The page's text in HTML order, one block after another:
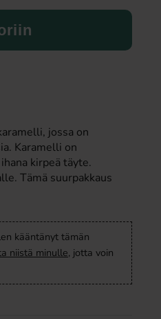
jossa on
Karamelli on
kirpeä täyte.
Tämä suurpakkaus
kääntänyt tämän
niistä minulle, jotta voin